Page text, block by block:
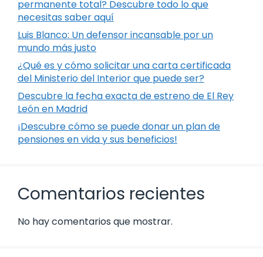
permanente total? Descubre todo lo que
necesitas saber aquí
Luis Blanco: Un defensor incansable por un
mundo más justo
¿Qué es y cómo solicitar una carta certificada
del Ministerio del Interior que puede ser?
Descubre la fecha exacta de estreno de El Rey
León en Madrid
¡Descubre cómo se puede donar un plan de
pensiones en vida y sus beneficios!
Comentarios recientes
No hay comentarios que mostrar.